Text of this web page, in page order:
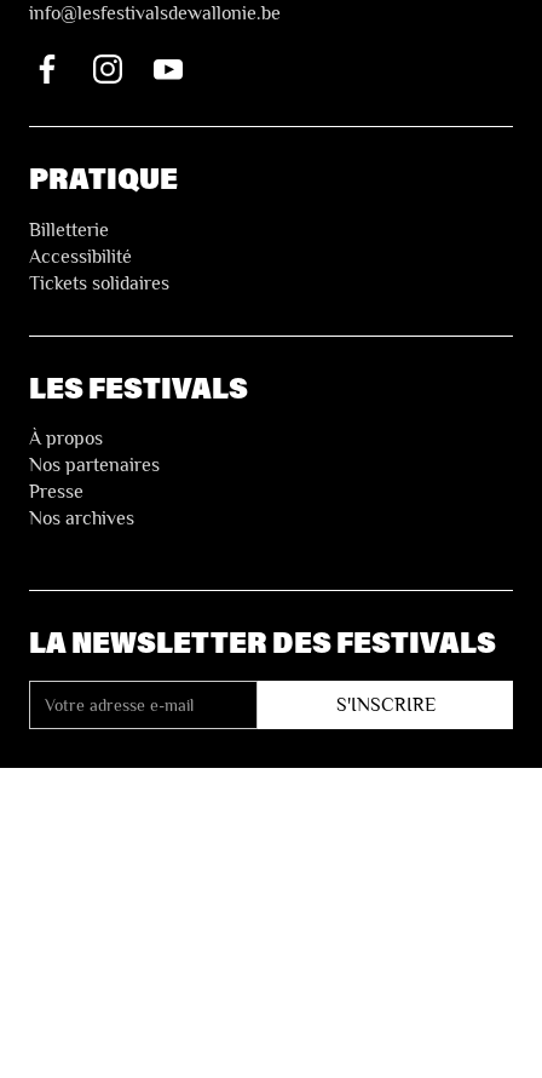
info@lesfestivalsdewallonie.be
PRATIQUE
Billetterie
Accessibilité
Tickets solidaires
LES FESTIVALS
À propos
Nos partenaires
Presse
Nos archives
LA NEWSLETTER DES FESTIVALS